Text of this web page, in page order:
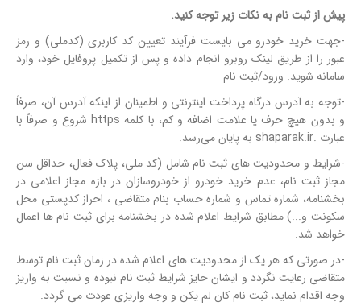
پیش از ثبت نام به نکات زیر توجه کنید.
-جهت خرید خودرو می بایست فرآیند تعیین کد کاربری (کدملی) و رمز
عبور را از طریق لینک روبرو انجام داده و پس از تکمیل پروفایل خود، وارد
سامانه شوید. ورود/ثبت نام
-توجه به آدرس درگاه پرداخت اینترنتی و اطمینان از اینکه آدرس آن، صرفاً
و بدون هیچ حرف یا علامت اضافه و کم، با کلمه https شروع و صرفاً با
عبارت .shaparak.ir به پایان می‌رسد.
-شرایط و محدودیت های ثبت نام شامل (کد ملی، پلاک فعال، حداقل سن
مجاز ثبت نام، عدم خرید خودرو از خودروسازان در بازه مجاز اعلامی در
بخشنامه، شماره تماس و شماره حساب بنام متقاضی ، احراز کدپستی محل
سکونت و...) مطابق شرایط اعلام شده در بخشنامه برای ثبت نام ها اعمال
خواهد شد.
-در صورتی که هر یک از محدودیت های اعلام شده در زمان ثبت نام توسط
متقاضی رعایت نگردد و ایشان حایز شرایط ثبت نام نبوده و نسبت به واریز
وجه اقدام نماید، ثبت نام کان لم یکن و وجه واریزی عودت می گردد.